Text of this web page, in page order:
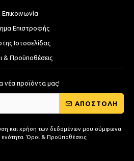
Επικοινωνία
Επιστροφής
Ιστοσελίδας
& Προϋποθέσεις
νέα προϊόντα μας!
ΑΠΟΣΤΟΛΗ
και χρήση των δεδομένων μου σύμφωνα
Όροι & Προϋποθέσεις